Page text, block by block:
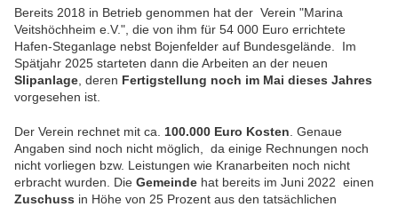
Bereits 2018 in Betrieb genommen hat der Verein "Marina
Veitshöchheim e.V.", die von ihm für 54 000 Euro errichtete
Hafen-Steganlage nebst Bojenfelder auf Bundesgelände. Im
Spätjahr 2025 starteten dann die Arbeiten an der neuen
Slipanlage , deren Fertigstellung noch im Mai dieses Jahres
vorgesehen ist.
Der Verein rechnet mit ca. 100.000 Euro Kosten . Genaue
Angaben sind noch nicht möglich, da einige Rechnungen noch
nicht vorliegen bzw. Leistungen wie Kranarbeiten noch nicht
erbracht wurden. Die Gemeinde hat bereits im Juni 2022 einen
Zuschuss in Höhe von 25 Prozent aus den tatsächlichen